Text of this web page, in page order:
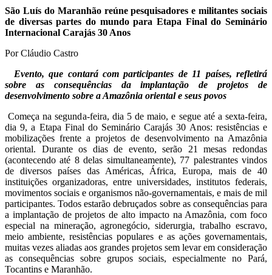
São Luís do Maranhão reúne pesquisadores e militantes sociais
de diversas partes do mundo para Etapa Final do Seminário
Internacional Carajás 30 Anos
Por Cláudio Castro
Evento, que contará com participantes de 11 países, refletirá
sobre as consequências da implantação de projetos de
desenvolvimento sobre a Amazônia oriental e seus povos
Começa na segunda-feira, dia 5 de maio, e segue até a sexta-feira,
dia 9, a Etapa Final do Seminário Carajás 30 Anos: resistências e
mobilizações frente a projetos de desenvolvimento na Amazônia
oriental. Durante os dias de evento, serão 21 mesas redondas
(acontecendo até 8 delas simultaneamente), 77 palestrantes vindos
de diversos países das Américas, África, Europa, mais de 40
instituições organizadoras, entre universidades, institutos federais,
movimentos sociais e organismos não-governamentais, e mais de mil
participantes. Todos estarão debruçados sobre as consequências para
a implantação de projetos de alto impacto na Amazônia, com foco
especial na mineração, agronegócio, siderurgia, trabalho escravo,
meio ambiente, resistências populares e as ações governamentais,
muitas vezes aliadas aos grandes projetos sem levar em consideração
as consequências sobre grupos sociais, especialmente no Pará,
Tocantins e Maranhão.